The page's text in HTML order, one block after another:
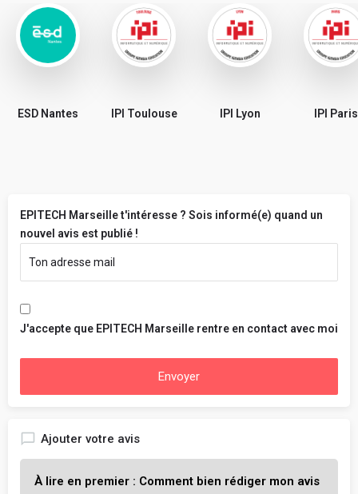
ESD Nantes IPI Toulouse IPI Lyon IPI Paris
EPITECH Marseille t'intéresse ? Sois informé(e) quand un
nouvel avis est publié !
J'accepte que EPITECH Marseille rentre en contact avec moi
Envoyer
Ajouter votre avis
À lire en premier : Comment bien rédiger mon avis